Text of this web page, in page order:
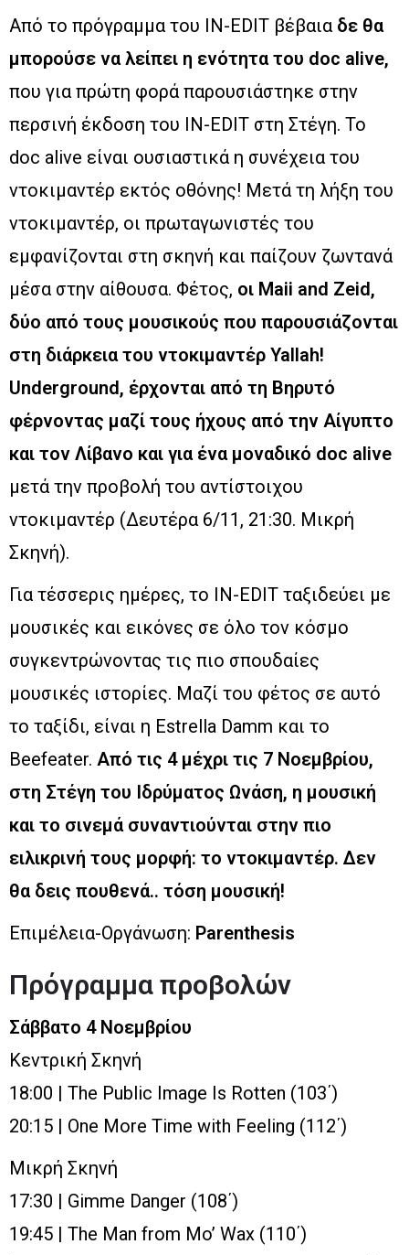
Από το πρόγραμμα του IN-EDIT βέβαια δε θα
μπορούσε να λείπει η ενότητα του doc alive,
που για πρώτη φορά παρουσιάστηκε στην
περσινή έκδοση του IN-EDIT στη Στέγη. Το
doc alive είναι ουσιαστικά η συνέχεια του
ντοκιμαντέρ εκτός οθόνης! Μετά τη λήξη του
ντοκιμαντέρ, οι πρωταγωνιστές του
εμφανίζονται στη σκηνή και παίζουν ζωντανά
μέσα στην αίθουσα. Φέτος, οι Μaii and Zeid,
δύο από τους μουσικούς που παρουσιάζονται
στη διάρκεια του ντοκιμαντέρ Yallah!
Underground, έρχονται από τη Βηρυτό
φέρνοντας μαζί τους ήχους από την Αίγυπτο
και τον Λίβανο και για ένα μοναδικό doc alive
μετά την προβολή του αντίστοιχου
ντοκιμαντέρ (Δευτέρα 6/11, 21:30. Μικρή
Σκηνή).
Για τέσσερις ημέρες, το IN-EDIT ταξιδεύει με
μουσικές και εικόνες σε όλο τον κόσμο
συγκεντρώνοντας τις πιο σπουδαίες
μουσικές ιστορίες. Μαζί του φέτος σε αυτό
το ταξίδι, είναι η Estrella Damm και το
Beefeater. Από τις 4 μέχρι τις 7 Νοεμβρίου,
στη Στέγη του Ιδρύματος Ωνάση, η μουσική
και το σινεμά συναντιούνται στην πιο
ειλικρινή τους μορφή: το ντοκιμαντέρ. Δεν
θα δεις πουθενά.. τόση μουσική!
Επιμέλεια-Οργάνωση: Parenthesis
Πρόγραμμα προβολών
Σάββατο 4 Νοεμβρίου
Κεντρική Σκηνή
18:00 | The Public Image Is Rotten (103΄)
20:15 | One More Time with Feeling (112΄)
Μικρή Σκηνή
17:30 | Gimme Danger (108΄)
19:45 | The Man from Mo’ Wax (110΄)